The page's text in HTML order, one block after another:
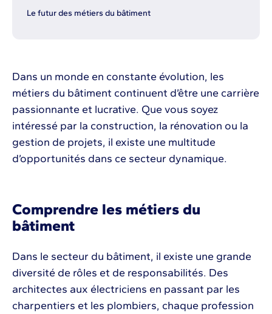
Le futur des métiers du bâtiment
Dans un monde en constante évolution, les
métiers du bâtiment continuent d’être une carrière
passionnante et lucrative. Que vous soyez
intéressé par la construction, la rénovation ou la
gestion de projets, il existe une multitude
d’opportunités dans ce secteur dynamique.
Comprendre les métiers du
bâtiment
Dans le secteur du bâtiment, il existe une grande
diversité de rôles et de responsabilités. Des
architectes aux électriciens en passant par les
charpentiers et les plombiers, chaque profession